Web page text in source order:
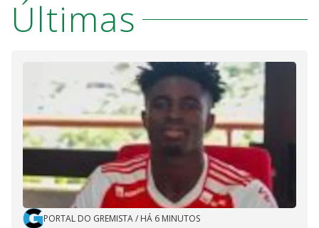
Últimas
PORTAL DO GREMISTA/ HÁ 6 MINUTOS